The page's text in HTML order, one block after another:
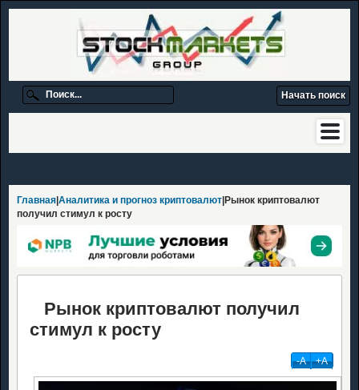
Главная Аналитика и прогноз криптовалют |Рынок криптовалют
получил стимул к росту
Рынок криптовалют получил
стимул к росту
-А +А